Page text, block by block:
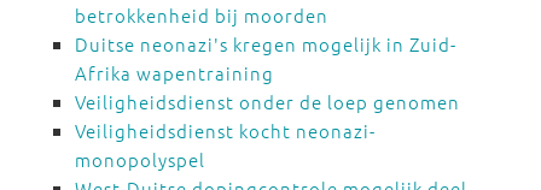
betrokkenheid bij moorden
Duitse neonazi's kregen mogelijk in Zuid-
Afrika wapentraining
Veiligheidsdienst onder de loep genomen
Veiligheidsdienst kocht neonazi-
monopolyspel